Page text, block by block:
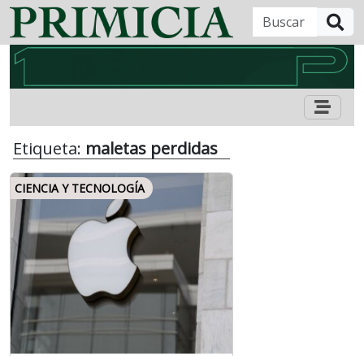
Etiqueta: maletas perdidas
CIENCIA Y TECNOLOGÍA